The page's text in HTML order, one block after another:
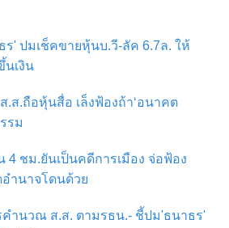
ร' ปมเช็คขายหุ้นบ.วี-ลัค 6.7ล. ให้
นเงิน
.ส.ถือหุ้นสื่อ เล็งฟ้องถ้า‘อนาคต
รม
4 ชม.ยันเป็นคดีการเมือง จ่อฟ้อง
ำนาจโดนด้วย
คำนวณ ส.ส. ตามรธน.- ชี้ปม'ธนาธร'